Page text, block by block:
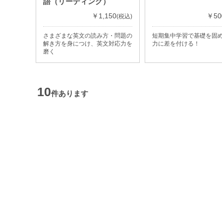
￥1,150(税込)
さまざまな英文の読み方・問題の
解き方を身につけ、英文対応力を
磨く
￥
短期集中学習で基礎を固
力に差を付ける！
10件あります